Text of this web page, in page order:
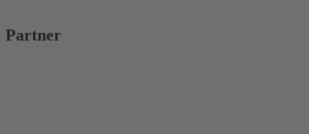
Partner